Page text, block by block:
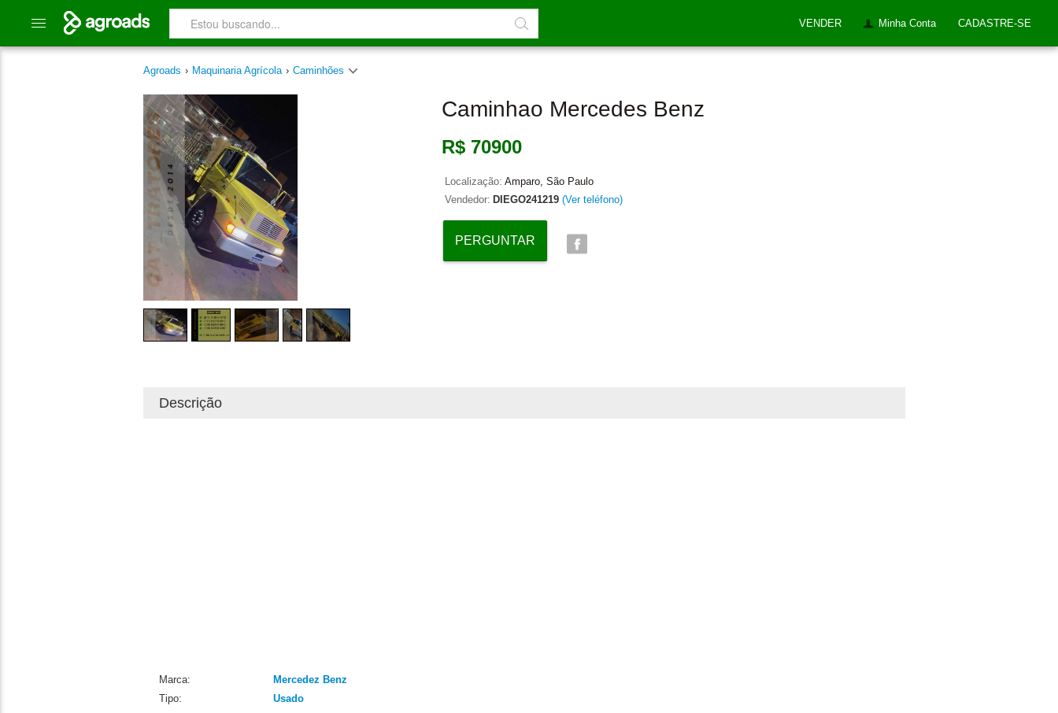
VENDER Minha Conta CADASTRE-SE
Agroads › Maquinaria Agrícola › Caminhões
Caminhao Mercedes Benz
R$ 70900
Localização: Amparo, São Paulo
Vendedor: DIEGO241219 (Ver teléfono)
PERGUNTAR
Descrição
Marca:
Mercedez Benz
Tipo:
Usado